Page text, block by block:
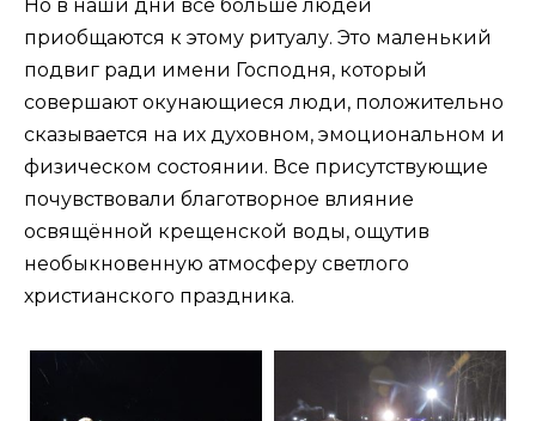
Но в наши дни все больше людей
приобщаются к этому ритуалу. Это маленький
подвиг ради имени Господня, который
совершают окунающиеся люди, положительно
сказывается на их духовном, эмоциональном и
физическом состоянии. Все присутствующие
почувствовали благотворное влияние
освящённой крещенской воды, ощутив
необыкновенную атмосферу светлого
христианского праздника.